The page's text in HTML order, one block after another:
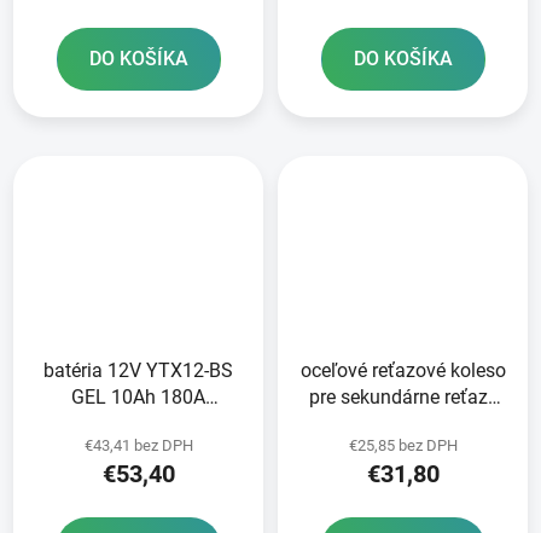
DO KOŠÍKA DO KOŠÍKA
batéria 12V YTX12-BS
GEL 10Ah 180A
technológia 150x87x130
FULBAT aktivovaná vo
€43,41 bez DPH
€53,40
oceľové reťazové koleso
pre sekundárne reťaze
zubov
€25,85 bez DPH
€31,80